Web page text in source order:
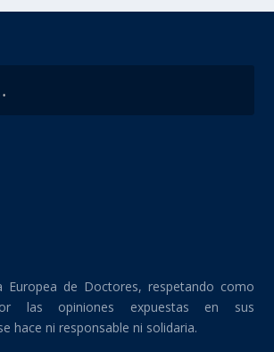
Europea de Doctores, respetando como
las opiniones expuestas en sus
hace ni responsable ni solidaria.